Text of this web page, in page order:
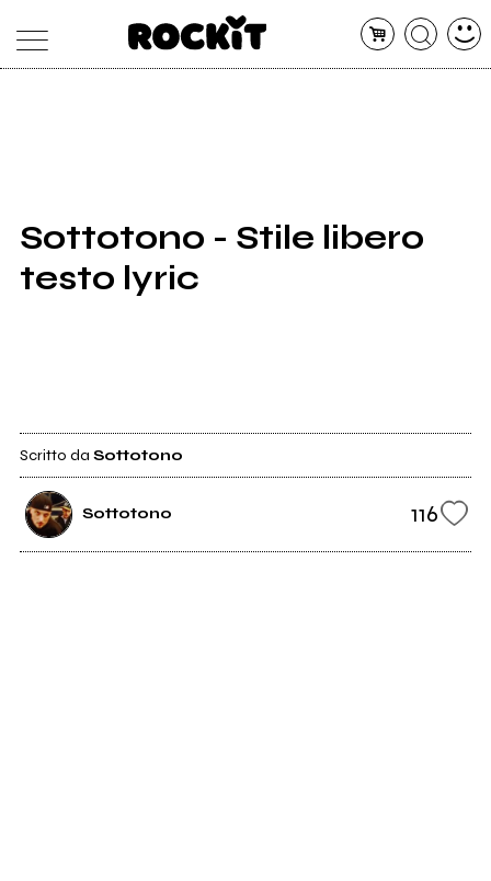
SHOP
RADIO
Sottotono - Stile libero
testo lyric
Scritto da Sottotono
Sottotono 116